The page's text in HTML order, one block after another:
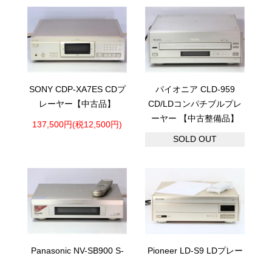
SONY CDP-XA7ES CDプ
レーヤー【中古品】
137,500円(税12,500円)
パイオニア CLD-959
CD/LDコンパチブルプレ
ーヤー 【中古整備品】
SOLD OUT
Panasonic NV-SB900 S-
Pioneer LD-S9 LDプレー